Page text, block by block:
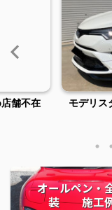
ーツの
【6月26
オールペン・
装 施工